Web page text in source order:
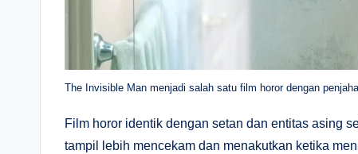
The Invisible Man menjadi salah satu film horor dengan
Film horor identik dengan setan dan entitas asing
tampil lebih mencekam dan menakutkan ketika